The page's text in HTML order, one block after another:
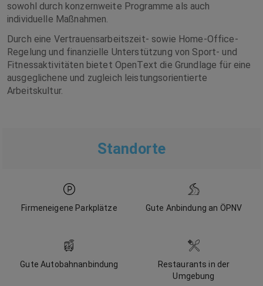
sowohl durch konzernweite Programme als auch
individuelle Maßnahmen.
Durch eine Vertrauensarbeitszeit- sowie Home-Office-
Regelung und finanzielle Unterstützung von Sport- und
Fitnessaktivitäten bietet OpenText die Grundlage für eine
ausgeglichene und zugleich leistungsorientierte
Arbeitskultur.
Standorte
Firmeneigene Parkplätze Gute Anbindung an ÖPNV
Gute Autobahnanbindung
Restaurants in der
Umgebung